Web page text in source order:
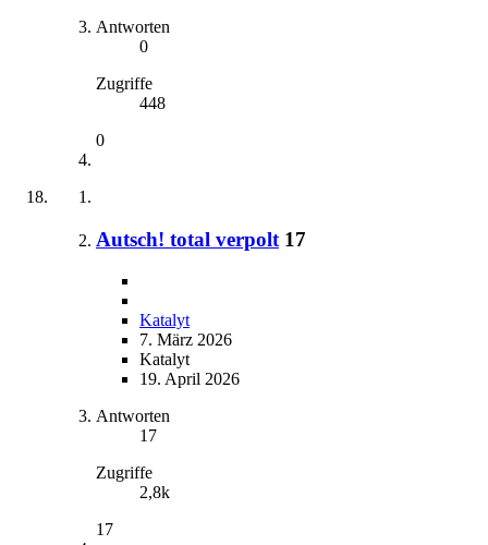
Antworten
0
Zugriffe
448
0
Autsch! total verpolt 17
Katalyt
7. März 2026
Katalyt
19. April 2026
Antworten
17
Zugriffe
2,8k
17